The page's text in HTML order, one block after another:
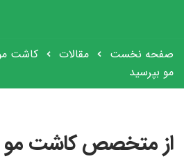
صفحه نخست مقالات کاشت
مو بپرسید
از متخصص کاشت مو